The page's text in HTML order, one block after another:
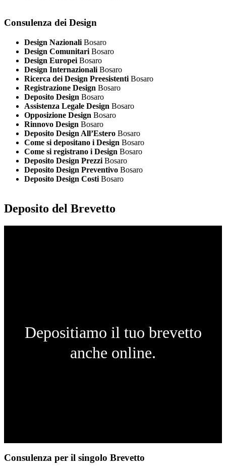
Consulenza dei Design
Design Nazionali Bosaro
Design Comunitari Bosaro
Design Europei Bosaro
Design Internazionali Bosaro
Ricerca dei Design Preesistenti Bosaro
Registrazione Design Bosaro
Deposito Design Bosaro
Assistenza Legale Design Bosaro
Opposizione Design Bosaro
Rinnovo Design Bosaro
Deposito Design All’Estero Bosaro
Come si depositano i Design Bosaro
Come si registrano i Design Bosaro
Deposito Design Prezzi Bosaro
Deposito Design Preventivo Bosaro
Deposito Design Costi Bosaro
Deposito del Brevetto
Depositiamo il tuo brevetto
anche online.
Consulenza per il singolo Brevetto